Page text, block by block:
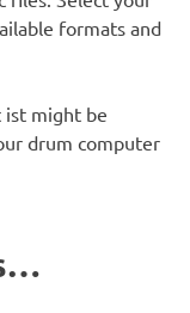
formats and
ist might be
drum computer